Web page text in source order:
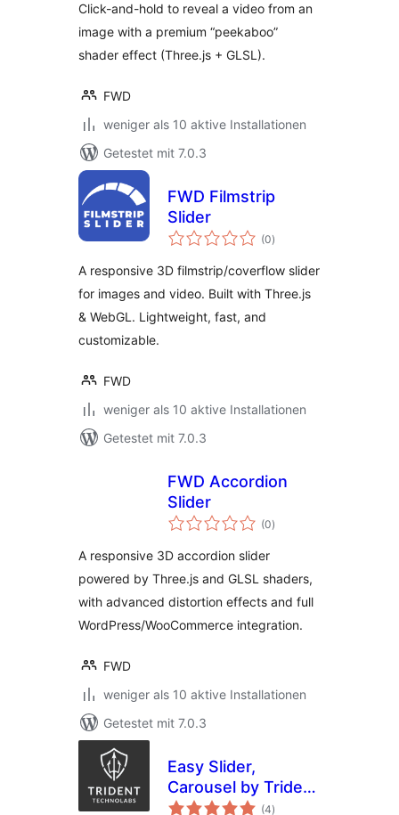
Click-and-hold to reveal a video from an
image with a premium “peekaboo”
shader effect (Three.js + GLSL).
FWD
weniger als 10 aktive Installationen
Getestet mit 7.0.3
FWD Filmstrip
Slider
(0Bewertungen
insgesamt
)
A responsive 3D filmstrip/coverflow slider
for images and video. Built with Three.js
& WebGL. Lightweight, fast, and
customizable.
FWD
weniger als 10 aktive Installationen
Getestet mit 7.0.3
FWD Accordion
Slider
(0Bewertungen
insgesamt
)
A responsive 3D accordion slider
powered by Three.js and GLSL shaders,
with advanced distortion effects and full
WordPress/WooCommerce integration.
FWD
weniger als 10 aktive Installationen
Getestet mit 7.0.3
Easy Slider,
Carousel by Trident
– Image Slider,
(4Bewertungen
)